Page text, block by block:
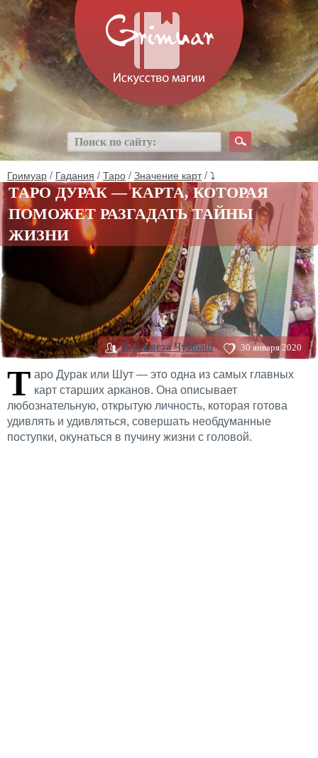
Гримуар / Гадания / Таро / Значение карт/ ⤵
ТАРО ДУРАК — КАРТА, КОТОРАЯ
ПОМОЖЕТ РАЗГАДАТЬ ТАЙНЫ
ЖИЗНИ
Елизавета Чумбаш 30 января 2020
Т аро Дурак или Шут — это одна из самых главных
карт старших арканов. Она описывает
любознательную, открытую личность, которая готова
удивлять и удивляться, совершать необдуманные
поступки, окунаться в пучину жизни с головой.